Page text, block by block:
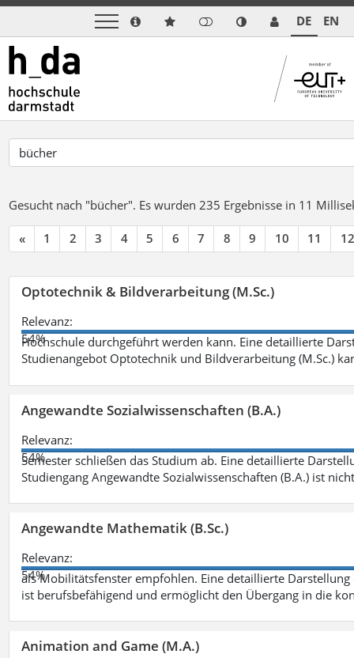
DE EN
Gesucht nach "bücher". Es wurden 235 Ergebnisse in 11
« 1 2 3 4 5 6 7 8 9 10 11 12
Optotechnik & Bildverarbeitung (M.Sc.)
Relevanz:
54%
Hochschule durchgeführt werden kann. Eine detaillierte
Studienangebot Optotechnik und Bildverarbeitung (M.Sc.)
Angewandte Sozialwissenschaften (B.A.)
Relevanz:
54%
Semester schließen das Studium ab. Eine detaillierte
Studiengang Angewandte Sozialwissenschaften (B.A.) ist
Angewandte Mathematik (B.Sc.)
Relevanz:
54%
als Mobilitätsfenster empfohlen. Eine detaillierte
ist berufsbefähigend und ermöglicht den Übergang in die
Animation and Game (M.A.)